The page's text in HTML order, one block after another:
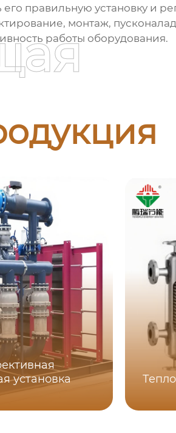
правильную установку и
монтаж,
работы оборудования.
установка